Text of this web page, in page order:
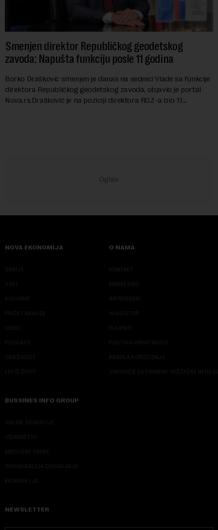
Smenjen direktor Republičkog geodetskog
zavoda: Napušta funkciju posle 11 godina
Borko Drašković smenjen je danas na sednici Vlade sa funkcije
direktora Republičkog geodetskog zavoda, objavio je portal
Nova.rs.Drašković je na poziciji direktora RGZ-a bio 11
NOVA EKONOMIJA
SRBIJA
SVET
KOLUMNE
PRIČE I ANALIZE
VIDEO
PODCAST
ODRŽIVOST
LEPŠI ŽIVOT
O NAMA
KONTAKT
MARKETING
IMPRESSUM
NJUZLETER
KLIJENTI
POLITIKA PRIVATNOSTI
PRAVILA KORIŠĆENJA
SMERNICE ZA PRIMENU VEŠTAČKE
BUSSINES INFO GROUP
ONLINE EDUKACIJE
IZDAVAŠTVO
MEDIJSKE OBUKE
ORGANIZACIJA DOGADJAJA
EKONOM I JA
NEWSLETTER